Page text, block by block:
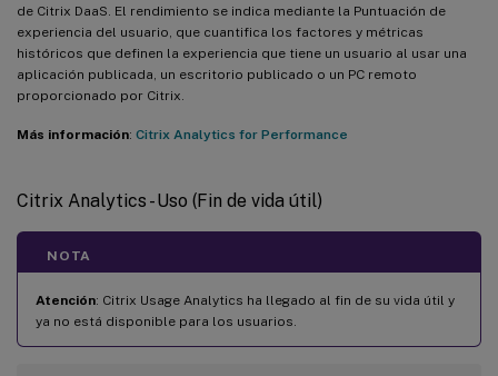
de Citrix DaaS. El rendimiento se indica mediante la Puntuación de
experiencia del usuario, que cuantifica los factores y métricas
históricos que definen la experiencia que tiene un usuario al usar una
aplicación publicada, un escritorio publicado o un PC remoto
proporcionado por Citrix.
Más información: Citrix Analytics for Performance
Citrix Analytics - Uso (Fin de vida útil)
NOTA
Atención: Citrix Usage Analytics ha llegado al fin de su vida útil y
ya no está disponible para los usuarios.